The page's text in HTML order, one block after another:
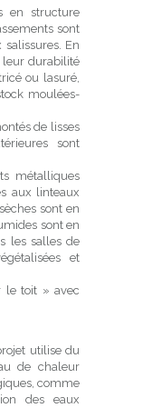
en structure
sont
En
leur durabilité
ou lasuré,
moulées-
de lisses
sont
métalliques
aux linteaux
sont en
sont en
les salles de
et
le toit » avec
utilise du
de chaleur
comme
des eaux